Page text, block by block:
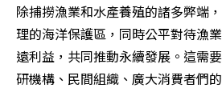
除捕撈漁業和水產養殖的諸多弊端
理的海洋保護區，同時公平對待漁
遠利益，共同推動永續發展。這需
研機構、民間組織、廣大消費者們